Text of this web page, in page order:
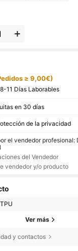
≥ 9,00€)
8-11 Días Laborables
en 30 días
de la privacidad
el vendedor profesional:
del Vendedor
vendedor y/o producto
TPU
Ver más
y contactos